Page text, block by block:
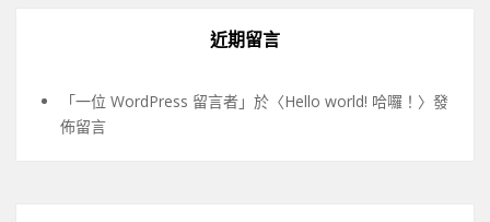
近期留言
「一位 WordPress 留言者 」於〈Hello world! 哈囉！ 〉發
佈留言